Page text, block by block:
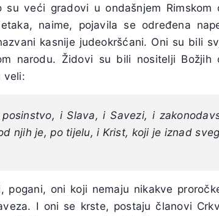
veći gradovi u ondašnjem Rimskom
naime, pojavila se određena
kasnije judeokršćani. Oni su bili
narodu. Židovi su bili nositelji Božjih
veli:
i Slava, i Savezi, i
njih je, po tijelu, i Krist, koji je iznad
pogani, oni koji nemaju nikakve
I oni se krste, postaju članovi